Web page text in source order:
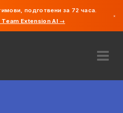
подготвени за 72 часа.
Team Extension AI →
×